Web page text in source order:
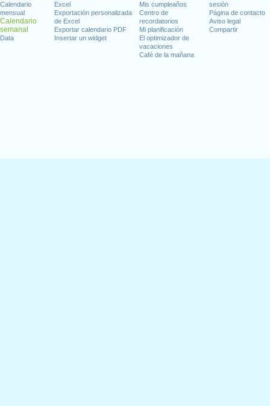
Calendario
mensual
Calendario
semanal
Data
Excel
Exportación personalizada
de Excel
Exportar calendario PDF
Insertar un widget
Mis cumpleaños
Centro de
recordatorios
Mi planificación
El optimizador de
vacaciones
Café de la mañana
sesión
Página de contacto
Aviso legal
Compartir